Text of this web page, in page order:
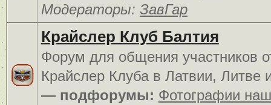
Модераторы: ЗавГар
Крайслер Клуб Балтия
Форум для общения участников
Крайслер Клуба в Латвии, Литве
— подфорумы: Фотографии